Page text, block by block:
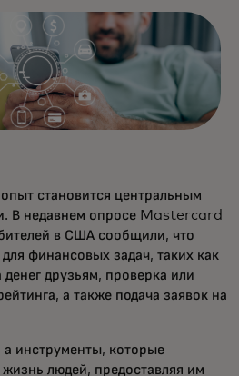
становится центральным
В недавнем опросе Mastercard
в США сообщили, что
финансовых задач, таких как
денег друзьям, проверка или
а также подача заявок на
а инструменты, которые
людей, предоставляя им